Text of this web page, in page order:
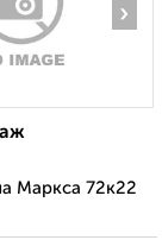
›
Маркса 72к22